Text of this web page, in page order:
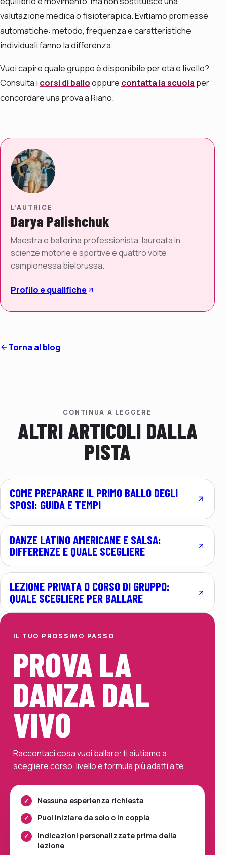
valutazione medica o fisioterapica. Evitiamo promesse
automatiche: metodo, frequenza e caratteristiche
individuali fanno la differenza.
Vuoi capire quale gruppo è disponibile per età e livello?
Consulta i corsi di ballooppure contatta la scuola per
concordare una prova a Riano.
L’AUTRICE
Darya Palishchuk
Maestra e ballerina professionista, laureata in
scienze motorie e sportive e quattro volte
campionessa bielorussa.
Profilo e qualifiche
Torna al blog
CONTINUA A LEGGERE
ALTRI ARTICOLI DALLA
PISTA
COME PREPARARE IL PRIMO BALLO DEGLI
SPOSI: GUIDA E TEMPI
DANZE LATINO AMERICANE E SALSA:
DIFFERENZE E QUALE SCEGLIERE
LEZIONE PRIVATA O CORSO DI GRUPPO:
QUALE SCEGLIERE PER BALLARE
IL TUO PROSSIMO PASSO
PROVA LA
DANZA DAL
VIVO
Raccontaci cosa vuoi ballare: ti aiutiamo a
scegliere corso, livello e formula più adatti a te.
Nessuna esperienza richiesta
Puoi iniziare da solo o in coppia
Indicazioni personalizzate prima della
lezione